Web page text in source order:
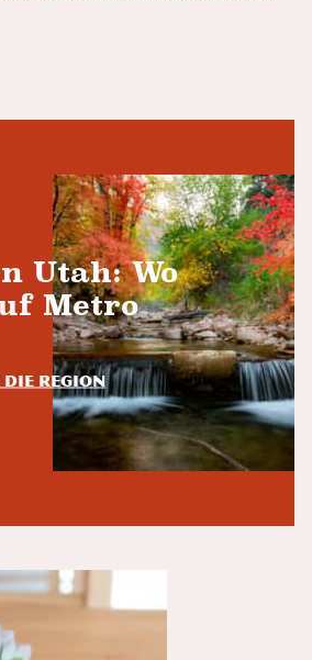
Utah: Wo
Metro
Region